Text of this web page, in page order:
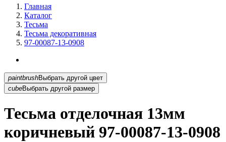
Главная
Каталог
Тесьма
Тесьма декоративная
97-00087-13-0908
paintbrush
Выбрать другой цвет
cubeВыбрать другой размер
Тесьма отделочная 13мм
коричневый 97-00087-13-0908